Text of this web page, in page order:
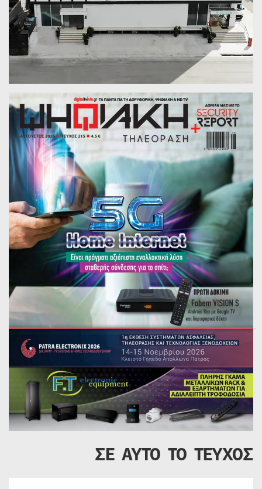
ΣΕ ΑΥΤΟ ΤΟ ΤΕΥΧΟΣ